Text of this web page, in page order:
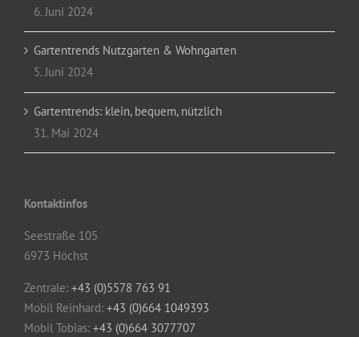
6. Juni 2024
Gartentrends Nutzgarten & Wohngarten
5. Juni 2024
Gartentrends: klein, bequem, nützlich
31. Mai 2024
Kontaktinfos
Seestraße 105
6973 Höchst
Zentrale: +43 (0)5578 763 91
Mobil Reinhard: +43 (0)664 1049393
Mobil Tobias: +43 (0)664 3077707